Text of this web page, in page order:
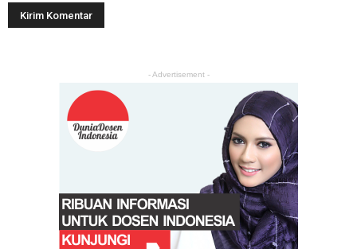
- Advertisement -